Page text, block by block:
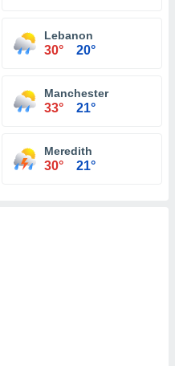
Lebanon
30° 20°
Manchester
33° 21°
Airport
Meredith
30° 21°